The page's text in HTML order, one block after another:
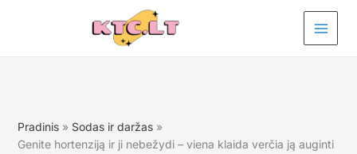
Pradinis
Sodas ir daržas
Genite hortenziją ir ji nebežydi – viena klaida verčia ją auginti